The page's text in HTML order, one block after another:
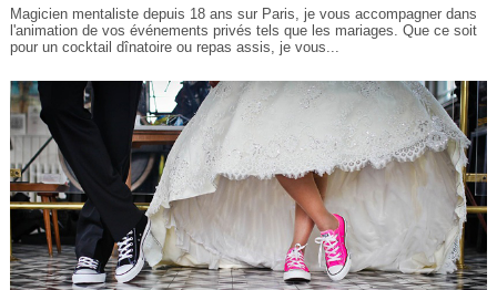
Magicien mentaliste depuis 18 ans sur Paris, je vous accompagner dans
l'animation de vos événements privés tels que les mariages. Que ce soit
pour un cocktail dînatoire ou repas assis, je vous...